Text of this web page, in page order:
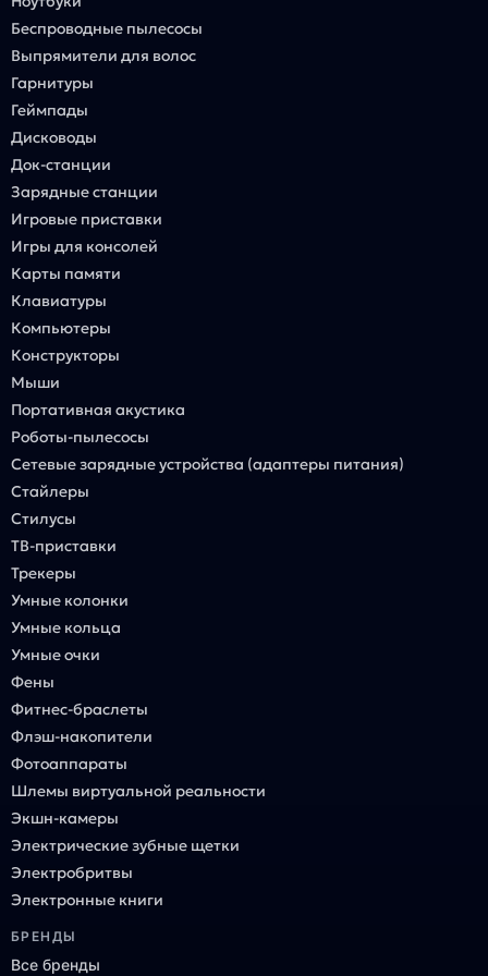
Беспроводные пылесосы
Выпрямители для волос
Гарнитуры
Геймпады
Дисководы
Док-станции
Зарядные станции
Игровые приставки
Игры для консолей
Карты памяти
Клавиатуры
Компьютеры
Конструкторы
Мыши
Портативная акустика
Роботы-пылесосы
Сетевые зарядные устройства (адаптеры питания)
Стайлеры
Стилусы
ТВ-приставки
Трекеры
Умные колонки
Умные кольца
Умные очки
Фены
Фитнес-браслеты
Флэш-накопители
Фотоаппараты
Шлемы виртуальной реальности
Экшн-камеры
Электрические зубные щетки
Электробритвы
Электронные книги
БРЕНДЫ
Все бренды